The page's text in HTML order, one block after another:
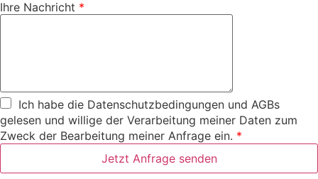
Ihre Nachricht *
Ich habe die Datenschutzbedingungen und AGBs
gelesen und willige der Verarbeitung meiner Daten zum
Zweck der Bearbeitung meiner Anfrage ein. *
Jetzt Anfrage senden